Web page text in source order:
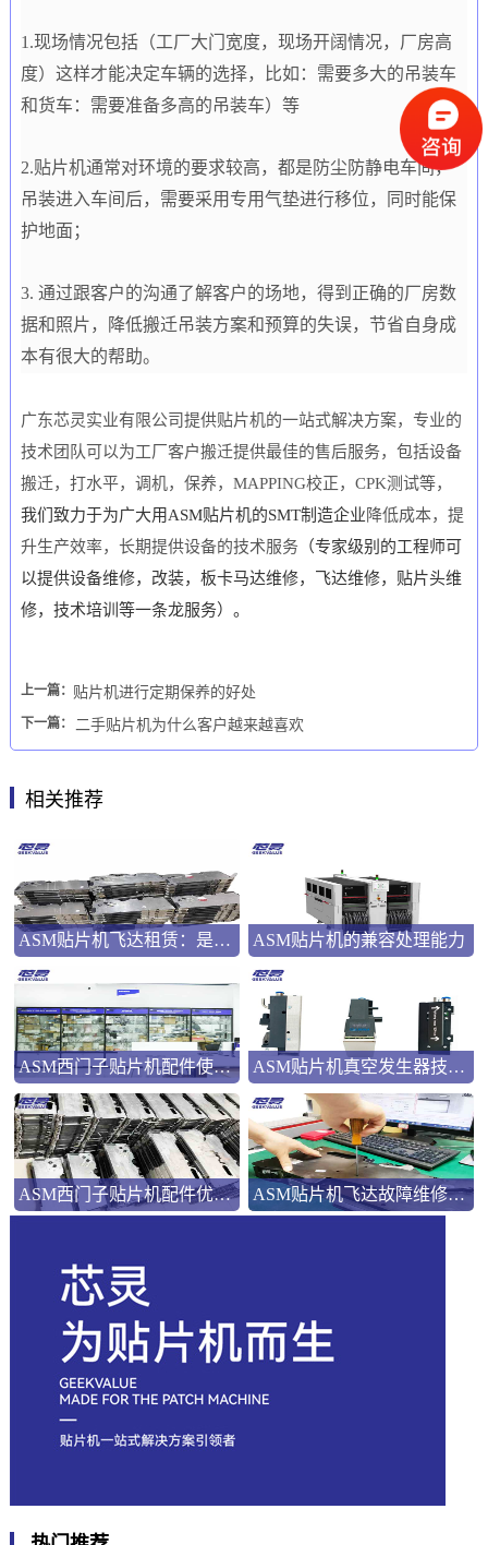
1.现场情况包括（工厂大门宽度，现场开阔情况，厂房高
度）这样才能决定车辆的选择，比如：需要多大的吊装车
和货车：需要准备多高的吊装车）等
2.贴片机通常对环境的要求较高，都是防尘防静电车间，
吊装进入车间后，需要采用专用气垫进行移位，同时能保
护地面；
3. 通过跟客户的沟通了解客户的场地，得到正确的厂房数
据和照片，降低搬迁吊装方案和预算的失误，节省自身成
本有很大的帮助。
广东芯灵实业有限公司提供贴片机的一站式解决方案，专业的
技术团队可以为工厂客户搬迁提供最佳的售后服务，包括设备
搬迁，打水平，调机，保养， MAPPING校正， CPK测试等，
我们致力于为广大用ASM贴片机的SMT制造企业降低成本，提
升生产效率，长期提供设备的技术服务 （专家级别的工程师可
以提供设备维修，改装，板卡马达维修，飞达维修，贴片头维
修，技术培训等一条龙服务）。
上一篇： 贴片机进行定期保养的好处
下一篇： 二手贴片机为什么客户越来越喜欢
相关推荐
ASM贴片机飞达租赁：是应急之选还是长远之策？ ASM贴片机的兼容处理能力
ASM西门子贴片机配件使用指南 ASM贴片机真空发生器技术解析
ASM西门子贴片机配件优势解析 ASM贴片机飞达故障维修：三类典型问题的系统化处理